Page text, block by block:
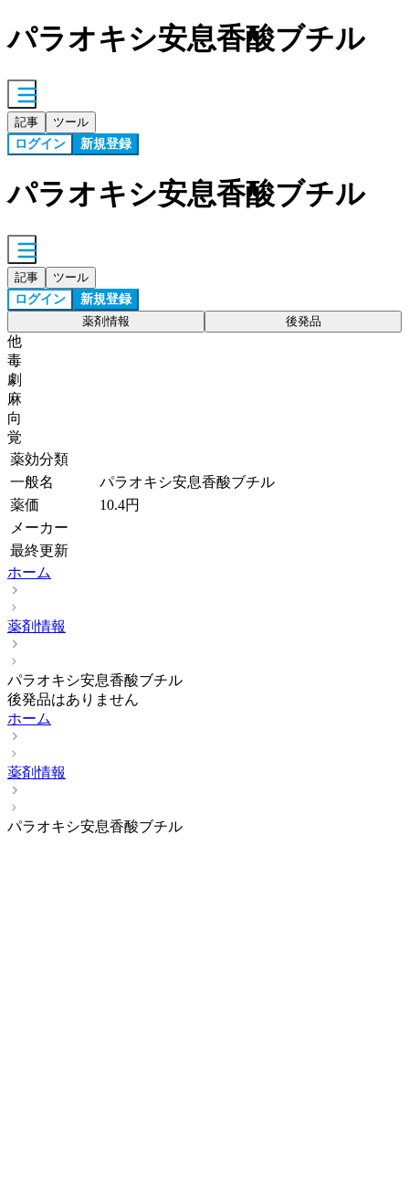
パラオキシ安息香酸ブチル
記事 ツール
ログイン 新規登録
パラオキシ安息香酸ブチル
記事 ツール
ログイン 新規登録
薬剤情報 後発品
他
毒
劇
麻
向
覚
薬効分類
一般名
パラオキシ安息香酸ブチル
薬価
10.4円
メーカー
最終更新
ホーム
薬剤情報
パラオキシ安息香酸ブチル
後発品はありません
ホーム
薬剤情報
パラオキシ安息香酸ブチル